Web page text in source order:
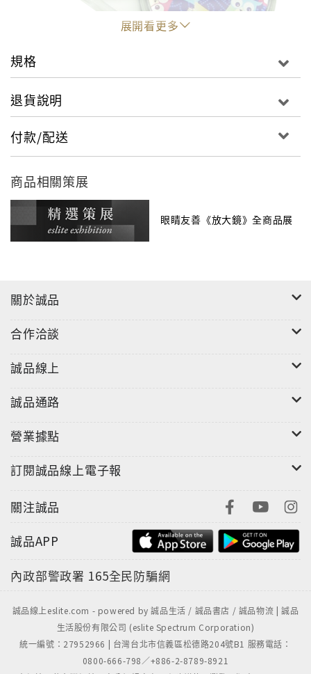
展開看更多
規格
退貨說明
付款/配送
商品相關策展
眼睛友善《放大鏡》全商品展
關於誠品
合作洽談
誠品線上
誠品通路
營業據點
訂閱誠品線上電子報
關注誠品
誠品APP
內政部警政署 165全民防騙網
誠品線上eslite.com - powered by 誠品生活 / 誠品書店 / 誠品物流 | 誠品
生活股份有限公司 (eslite Spectrum Corporation)
統一編號：27952966 | 台灣台北市信義區松德路204號B1 服務電話：
0800-666-798／+886-2-8789-8921